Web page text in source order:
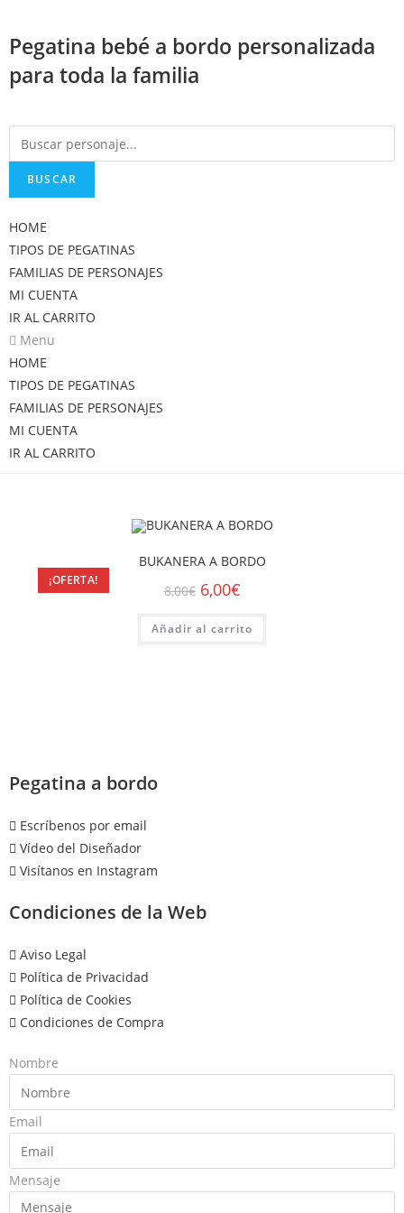
contenido
Pegatina bebé a bordo personalizada
para toda la familia
BUSCAR
HOME
TIPOS DE PEGATINAS
FAMILIAS DE PERSONAJES
MI CUENTA
IR AL CARRITO
Menu
HOME
TIPOS DE PEGATINAS
FAMILIAS DE PERSONAJES
MI CUENTA
IR AL CARRITO
¡OFERTA!
BUKANERA A BORDO
8,00€ 6,00€
Añadir al carrito
Pegatina a bordo
Escríbenos por email
Vídeo del Diseñador
Visítanos en Instagram
Condiciones de la Web
Aviso Legal
Política de Privacidad
Política de Cookies
Condiciones de Compra
Nombre
Email
Mensaje